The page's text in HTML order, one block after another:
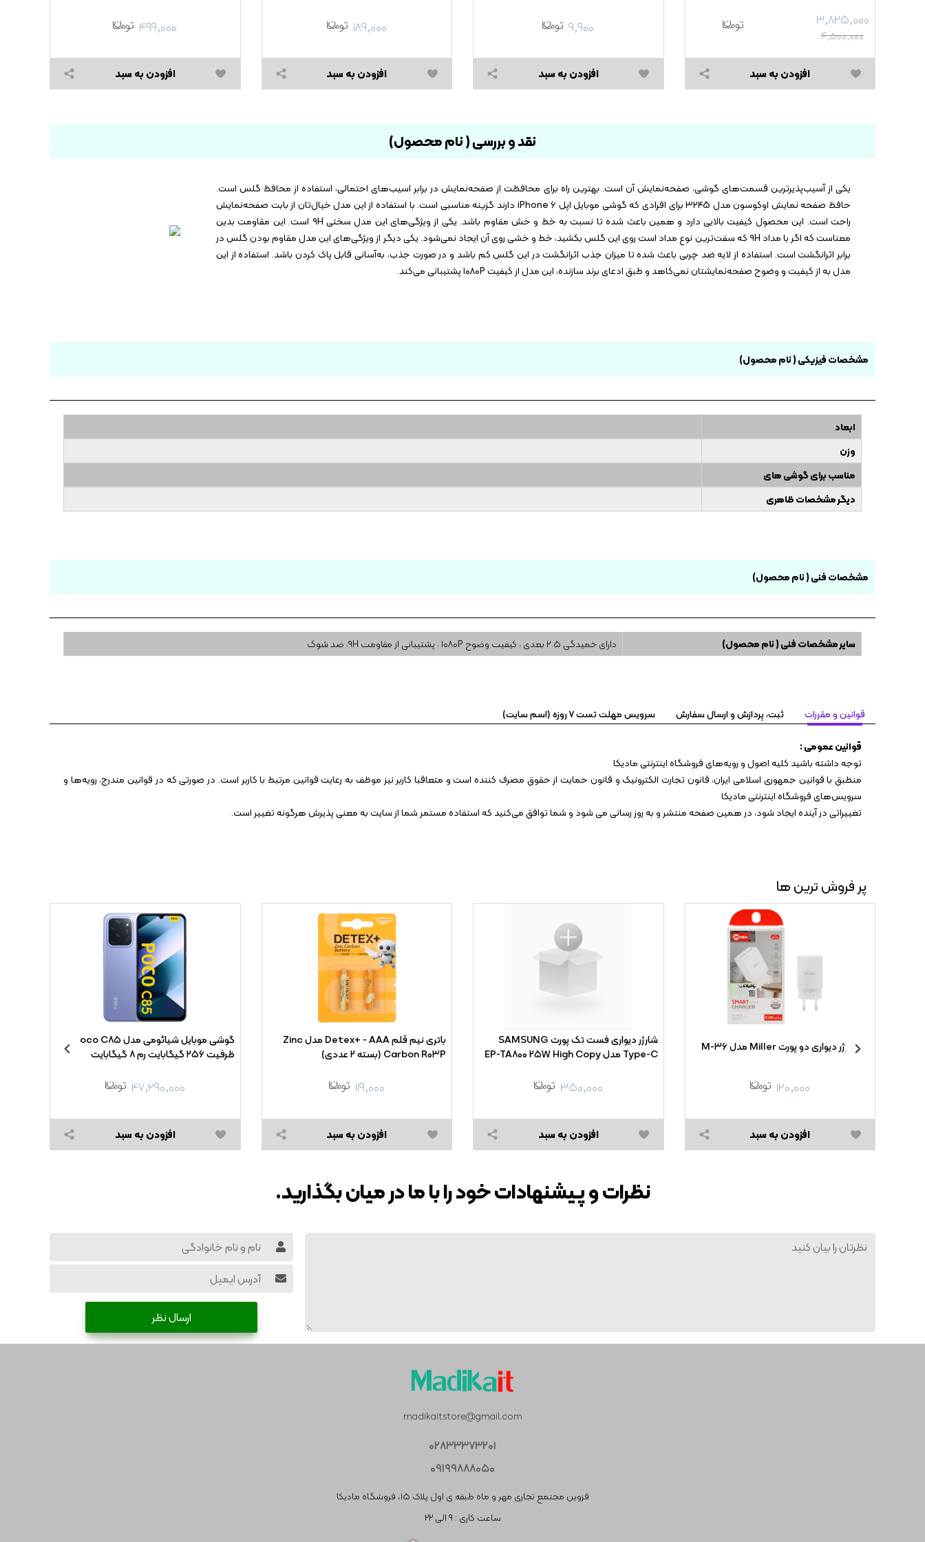
۳,۸۲۵,۰۰۰
۴,۵۰۰,۰۰۰
افزودن به سبد
۹,۹۰۰
افزودن به سبد
۱۸۹,۰۰۰
افزودن به سبد
۴۹۹,۰۰۰
افزودن به سبد
نقد و بررسی ( نام محصول)
یکی از آسیب‌پذیرترین قسمت‌های گوشی، صفحه‌نمایش آن است. بهترین راه برای محافظت از صفحه‌نمایش در برابر اسیب‌های احتمالی، استفاده از محافظ گلس است.
حافظ صفحه نمایش اوکوسون مدل ۳۲۴۵ برای افرادی که گوشی موبایل اپل iPhone ۶ دارند گزینه مناسبی است. با استفاده از این مدل خیال‌تان از بابت صفحه‌نمایش
راحت است. این محصول کیفیت بالایی دارد و همین باعث شده تا نسبت به خط و خش مقاوم باشد. یکی از ویژگی‌های این مدل سختی ۹H است. این مقاومت بدین
معناست که اگر با مداد ۹H که سفت‌ترین نوع مداد است روی این گلس بکشید، خط و خشی روی آن ایجاد نمی‌شود. یکی دیگر از ویژگی‌های این مدل مقاوم بودن گلس در
برابر اثرانگشت است. استفاده از لایه ضد چربی باعث شده تا میزان جذب اثرانگشت در این گلس کم باشد و در صورت جذب، به‌آسانی قابل پاک کردن باشد. استفاده از این
مدل به از کیفیت و وضوح صفحه‌نمایشتان نمی‌کاهد و طبق ادعای برند سازنده، این مدل از کیفیت ۱۰۸۰P پشتیبانی می‌کند.
مشخصات فیزیکی ( نام محصول)
ابعاد
وزن
مناسب برای گوشی های
دیگر مشخصات ظاهری
مشخصات فنی ( نام محصول)
سایر مشخصات فنی ( نام محصول) دارای خمیدگی ۲.۵ بعدی ، کیفیت وضوح ۱۰۸۰P ، پشتیبانی از مقاومت ۹H، ضد شوک
قوانین و مقررات ثبت، پردازش و ارسال سفارش
سرویس مهلت تست ۷ روزه (اسم سایت)
قوانین عمومی :
توجه داشته باشید کلیه اصول و رویه‏‌های فروشگاه اینترنتی مادیکا
منطبق با قوانین جمهوری اسلامی ایران، قانون تجارت الکترونیک و قانون حمایت از حقوق مصرف کننده است و متعاقبا کاربر نیز موظف به رعایت قوانین مرتبط با کاربر است. در صورتی که در قوانین مندرج، رویه‏‌ها و
سرویس‏‌های فروشگاه اینترنتی مادیکا
تغییراتی در آینده ایجاد شود، در همین صفحه منتشر و به روز رسانی می شود و شما توافق می‏‌کنید که استفاده مستمر شما از سایت به معنی پذیرش هرگونه تغییر است.
پر فروش ترین ها
شارژر دیواری دو پورت Miller مدل M-۳۶
۱۲۰,۰۰۰
افزودن به سبد
شارژر دیواری فست تک پورت SAMSUNG
Type-C مدل EP-TA۸۰۰ ۲۵W High Copy
۳۵۰,۰۰۰
افزودن به سبد
باتری نیم قلم Detex+ - AAA مدل Zinc
Carbon R۰۳P (بسته ۲ عددی)
۱۱۹,۰۰۰
افزودن به سبد
گوشی موبایل شیائومی مدل Poco C۸۵
ظرفیت ۲۵۶ گیگابایت رم ۸ گیگابایت
۴۷,۲۹۰,۰۰۰
افزودن به سبد
نظرات و پیشنهادات خود را با ما در میان بگذارید.
ارسال نظر
madikaitstore@gmail.com
۰۲۸۳۳۳۷۳۲۰۱
۰۹۱۹۹۸۸۸۰۵۰
قزوین مجتمع تجاری مهر و ماه طبقه ی اول پلاک ۱۵، فروشگاه مادیکا
ساعت کاری : ۹ الی ۲۲